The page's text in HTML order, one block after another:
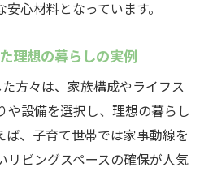
心材料となっています。
理想の暮らしの実例
方々は、家族構成やライフス
や設備を選択し、理想の暮らし
ば、子育て世帯では家事動線を
リビングスペースの確保が人気